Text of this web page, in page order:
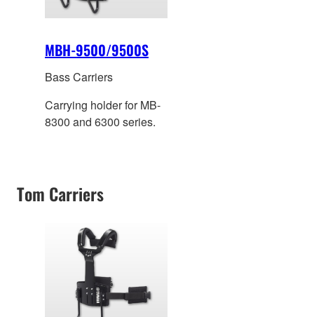
MBH-9500/9500S
Bass Carriers
Carrying holder for MB-
8300 and 6300 series.
Tom Carriers